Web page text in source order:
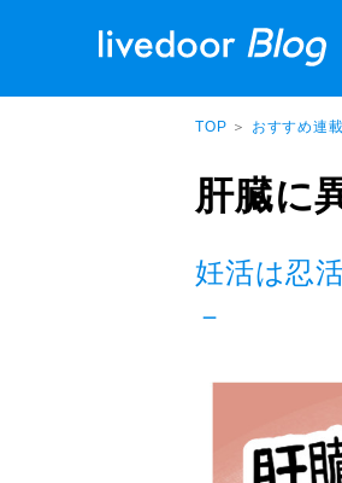
TOP ＞ おすすめ連載
肝臓に
妊活は忍
－